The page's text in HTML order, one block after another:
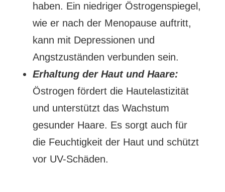
haben. Ein niedriger Östrogenspiegel,
wie er nach der Menopause auftritt,
kann mit Depressionen und
Angstzuständen verbunden sein.
Erhaltung der Haut und Haare:
Östrogen fördert die Hautelastizität
und unterstützt das Wachstum
gesunder Haare. Es sorgt auch für
die Feuchtigkeit der Haut und schützt
vor UV-Schäden.